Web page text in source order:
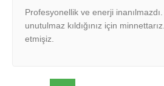
Profesyonellik ve enerji
unutulmaz kıldığınız için
etmişiz.